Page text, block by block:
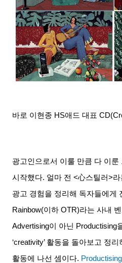
바로 이현종 HS애드 대표
광고인으로서 이룰 만큼 다 이
시작했다. 얼마 전 <心스틸러>
광고 경험을 정리해 독자들에게
Rainbow(이하 OTR)라는 사내
Advertising이 아닌 Productising
‘creativity’ 활동을 돌아보고 정리
활동에 나선 셈이다. Productising